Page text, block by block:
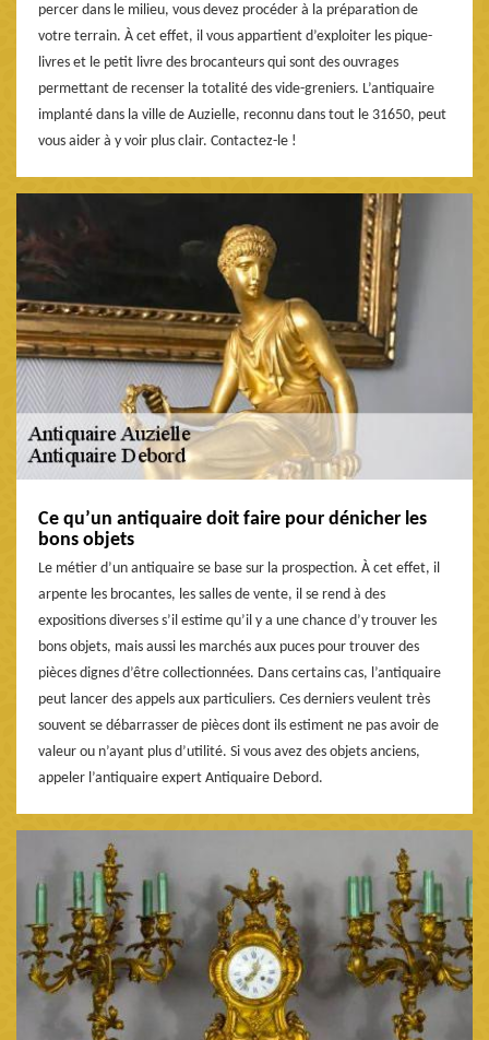
percer dans le milieu, vous devez procéder à la préparation de
votre terrain. À cet effet, il vous appartient d’exploiter les pique-
livres et le petit livre des brocanteurs qui sont des ouvrages
permettant de recenser la totalité des vide-greniers. L’antiquaire
implanté dans la ville de Auzielle, reconnu dans tout le 31650, peut
vous aider à y voir plus clair. Contactez-le !
Ce qu’un antiquaire doit faire pour dénicher les
bons objets
Le métier d’un antiquaire se base sur la prospection. À cet effet, il
arpente les brocantes, les salles de vente, il se rend à des
expositions diverses s’il estime qu’il y a une chance d’y trouver les
bons objets, mais aussi les marchés aux puces pour trouver des
pièces dignes d’être collectionnées. Dans certains cas, l’antiquaire
peut lancer des appels aux particuliers. Ces derniers veulent très
souvent se débarrasser de pièces dont ils estiment ne pas avoir de
valeur ou n’ayant plus d’utilité. Si vous avez des objets anciens,
appeler l’antiquaire expert Antiquaire Debord.